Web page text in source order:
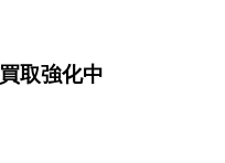
取強化中